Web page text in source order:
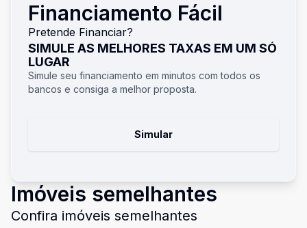
Financiamento Fácil
Pretende Financiar?
SIMULE AS MELHORES TAXAS EM UM SÓ
LUGAR
Simule seu financiamento em minutos com todos os
bancos e consiga a melhor proposta.
Simular
Imóveis semelhantes
Confira imóveis semelhantes